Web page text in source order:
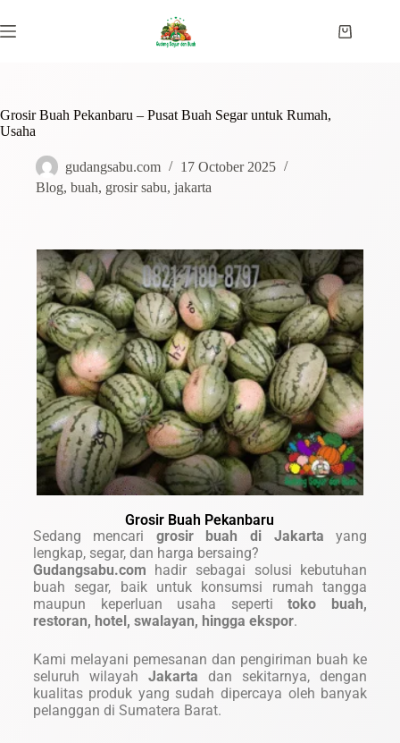
Grosir Buah Pekanbaru – Pusat Buah Segar untuk Rumah,
Usaha
gudangsabu.com
17 October 2025
Blog, buah, grosir sabu, jakarta
Grosir Buah Pekanbaru
Sedang mencari grosir buah di Jakarta yang
lengkap, segar, dan harga bersaing?
Gudangsabu.com hadir sebagai solusi kebutuhan
buah segar, baik untuk konsumsi rumah tangga
maupun keperluan usaha sepertitoko buah,
restoran, hotel, swalayan, hingga ekspor.
Kami melayani pemesanan dan pengiriman buah ke
seluruh wilayah Jakarta dan sekitarnya, dengan
kualitas produk yang sudah dipercaya oleh banyak
pelanggan di Sumatera Barat.